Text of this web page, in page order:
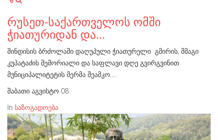
რუსეთ-საქართველოს ომში
ჭიათურიდან და…
შინდისის ბრძოლაში დაღუპული ჭიათურელი გმირის, შმაგი
კუპატაძის მემორიალი და საფლავი დღე გვირგვინით
მუნიციპალიტეტის მერმა შეამკო.…
შაბათი აგვისტო 08
In საზოგადოება